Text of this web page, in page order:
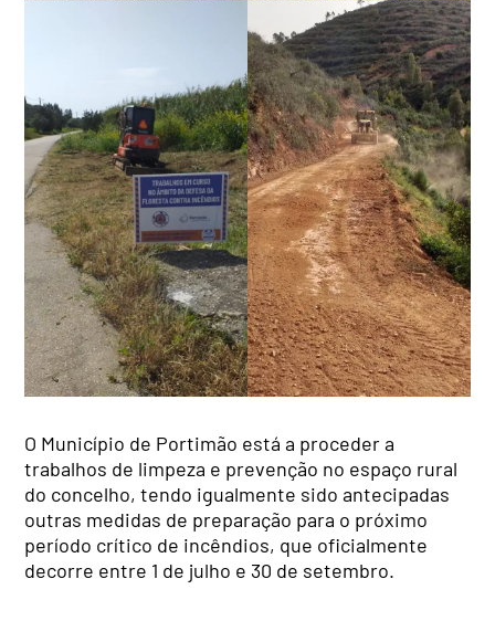
O Município de Portimão está a proceder a
trabalhos de limpeza e prevenção no espaço rural
do concelho, tendo igualmente sidoantecipadas
outras medidas de preparação para o próximo
período crítico de incêndios, que oficialmente
decorre entre 1 de julho e 30 de setembro.